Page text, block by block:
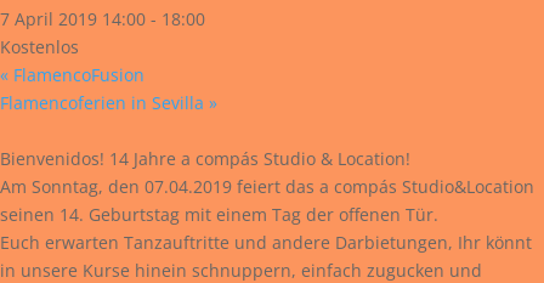
7 April 2019 14:00 - 18:00
Kostenlos
« FlamencoFusion
Flamencoferien in Sevilla »
Bienvenidos! 14 Jahre a compás Studio & Location!
Am Sonntag, den 07.04.2019 feiert das a compás Studio&Location
seinen 14. Geburtstag mit einem Tag der offenen Tür.
Euch erwarten Tanzauftritte und andere Darbietungen, Ihr könnt
in unsere Kurse hinein schnuppern, einfach zugucken und